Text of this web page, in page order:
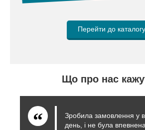
Перейти до каталогу
Що про нас
Зробила замовлення у
день, і не була